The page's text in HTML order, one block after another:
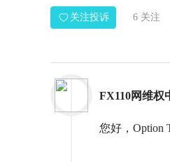
关注投诉 6 关注
FX110网维权
您好，Option